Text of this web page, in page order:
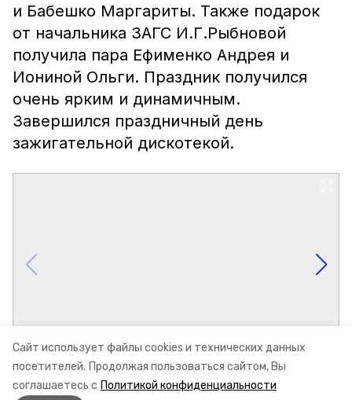
Сайт использует файлы cookies и технических данных
посетителей. Продолжая пользоваться сайтом, Вы
соглашаетесь с Политикой конфиденциальности
и Бабешко Маргариты. Также подарок
от начальника ЗАГС И.Г.Рыбновой
получила пара Ефименко Андрея и
Иониной Ольги. Праздник получился
очень ярким и динамичным.
Завершился праздничный день
зажигательной дискотекой.